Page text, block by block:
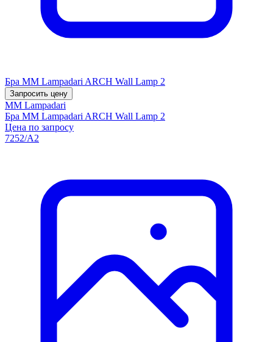
Бра MM Lampadari ARCH Wall Lamp 2
Запросить цену
MM Lampadari
Бра MM Lampadari ARCH Wall Lamp 2
Цена по запросу
7252/A2